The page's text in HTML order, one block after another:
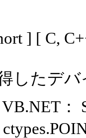
] [ C,
したデ
：